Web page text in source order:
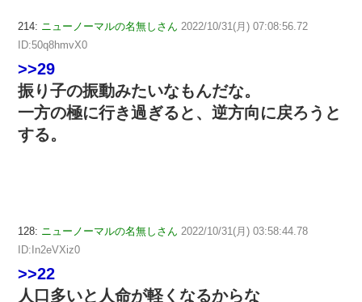
214: ニューノーマルの名無しさん 2022/10/31(月) 07:08:56.72
ID:50q8hmvX0
>>29
振り子の振動みたいなもんだな。
一方の極に行き過ぎると、逆方向に戻ろうと
する。
128: ニューノーマルの名無しさん 2022/10/31(月) 03:58:44.78
ID:In2eVXiz0
>>22
人口多いと人命が軽くなるからな